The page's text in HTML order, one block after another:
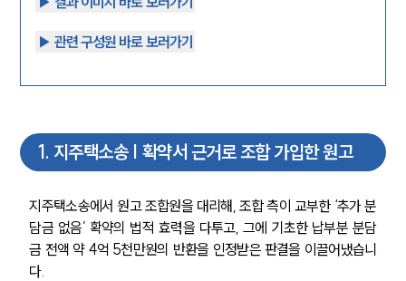
▶︎ 관련 구성원 바로 보러가기
1. 지주택소송 | 확약서 근거로 조합 가입한 원고
지주택소송에서 원고 조합원을 대리해, 조합 측이 교부한 ‘추가 분
담금 없음’ 확약의 법적 효력을 다투고, 그에 기초한 납부분 분담
금 전액 약 4억 5천만원의 반환을 인정받은 판결을 이끌어냈습니
다.